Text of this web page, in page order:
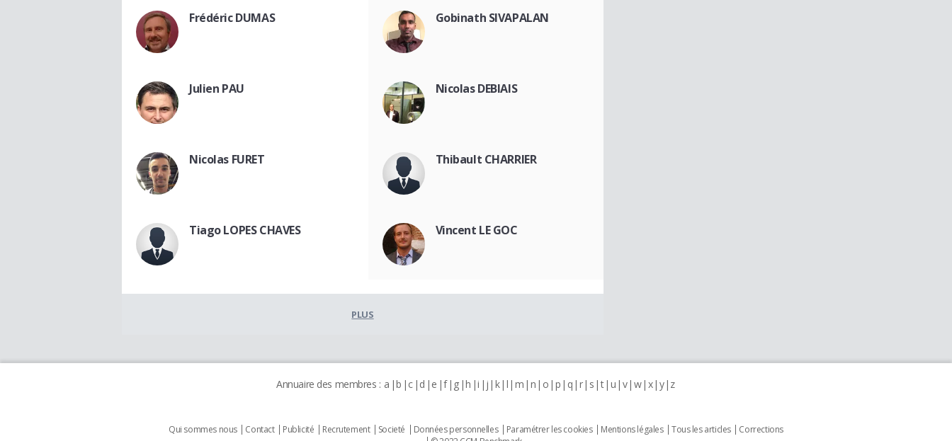
Frédéric DUMAS Gobinath SIVAPALAN
Julien PAU Nicolas DEBIAIS
Nicolas FURET Thibault CHARRIER
Tiago LOPES CHAVES Vincent LE GOC
PLUS
Annuaire des membres : a b c d e f g h i j k l m n o p q r s t u v w x y z
Qui sommes nous Contact Publicité Recrutement Societé Données personnelles Paramétrer les cookies Mentions légales Tous les articles
Corrections